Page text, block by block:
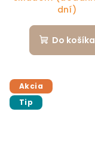
dní)
Do košíka
Akcia
Tip